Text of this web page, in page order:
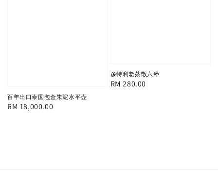
百年出口泰国包金朱泥水平壶
Regular
RM 18,000.00
多特利老茶散六堡
Regular
RM 280.00